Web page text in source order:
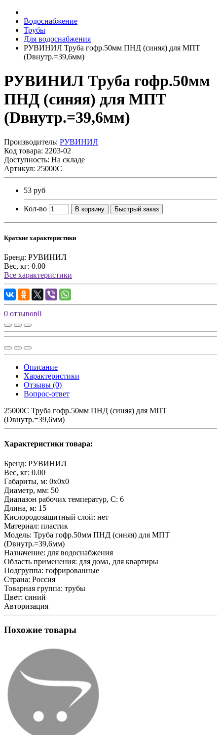
Водоснабжение
Трубы
Для водоснабжения
РУВИНИЛ Труба гофр.50мм ПНД (синяя) для МПТ
(Dвнутр.=39,6мм)
РУВИНИЛ Труба гофр.50мм
ПНД (синяя) для МПТ
(Dвнутр.=39,6мм)
Производитель: PУВИНИЛ
Код товара: 2203-02
Доступность: На складе
Артикул: 25000С
53 руб
Кол-во В корзину Быстрый заказ
Краткие характеристики
Бренд: РУВИНИЛ
Вес, кг: 0.00
Все характеристики
0 отзывов0
Описание
Характеристики
Отзывы (0)
Вопрос-ответ
25000С Труба гофр.50мм ПНД (синяя) для МПТ
(Dвнутр.=39,6мм)
Характеристики товара:
Бренд: РУВИНИЛ
Вес, кг: 0.00
Габариты, м: 0x0x0
Диаметр, мм: 50
Диапазон рабочих температур, С: 6
Длина, м: 15
Кислородозащитный слой: нет
Материал: пластик
Модель: Труба гофр.50мм ПНД (синяя) для МПТ
(Dвнутр.=39,6мм)
Назначение: для водоснабжения
Область применения: для дома, для квартиры
Подгруппа: гофрированные
Страна: Россия
Товарная группа: трубы
Цвет: синий
Авторизация
Похожие товары